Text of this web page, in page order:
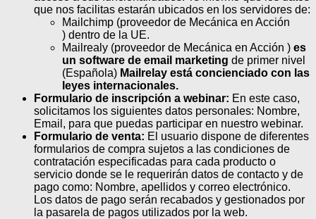
que nos facilitas estarán ubicados en los servidores de:
Mailchimp (proveedor de Mecánica en Acción
) dentro de la UE.
Mailrealy (proveedor de Mecánica en Acción ) es
un software de email marketing de primer nivel
(Española) Mailrelay está concienciado con las
leyes internacionales.
Formulario de inscripción a webinar: En este caso,
solicitamos los siguientes datos personales: Nombre,
Email, para que puedas participar en nuestro webinar.
Formulario de venta: El usuario dispone de diferentes
formularios de compra sujetos a las condiciones de
contratación especificadas para cada producto o
servicio donde se le requerirán datos de contacto y de
pago como: Nombre, apellidos y correo electrónico.
Los datos de pago serán recabados y gestionados por
la pasarela de pagos utilizados por la web.